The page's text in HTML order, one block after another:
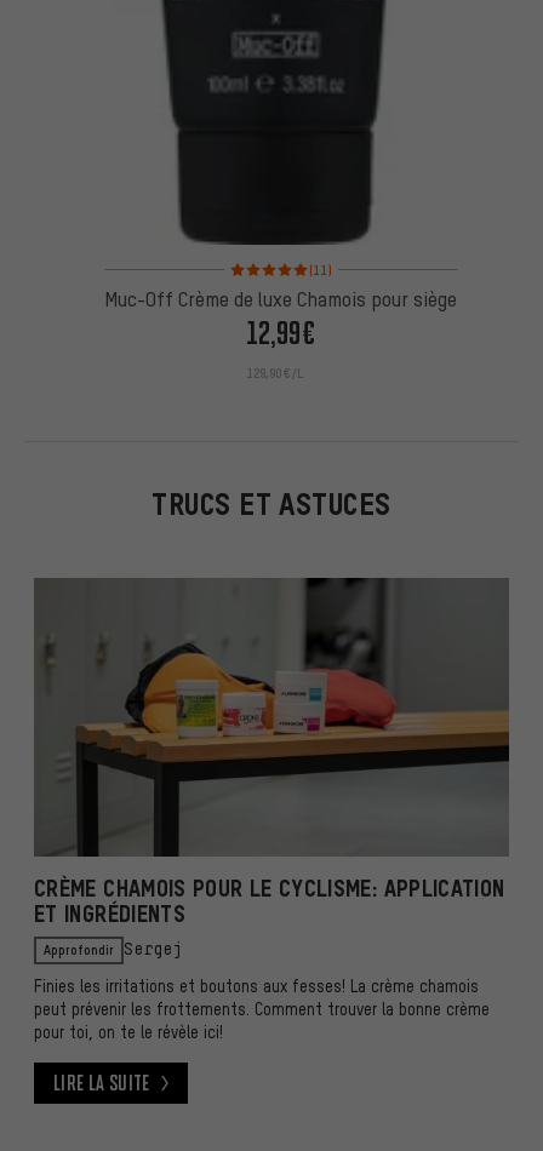
Note moyenne : 5 sur 5 d'après 11 avis
(11)
Muc-Off Crème de luxe Chamois pour siège
12,99€
129,90€/L
TRUCS ET ASTUCES
CRÈME CHAMOIS POUR LE CYCLISME: APPLICATION
ET INGRÉDIENTS
Approfondir Sergej
Finies les irritations et boutons aux fesses! La crème chamois
peut prévenir les frottements. Comment trouver la bonne crème
pour toi, on te le révèle ici!
Lire la suite